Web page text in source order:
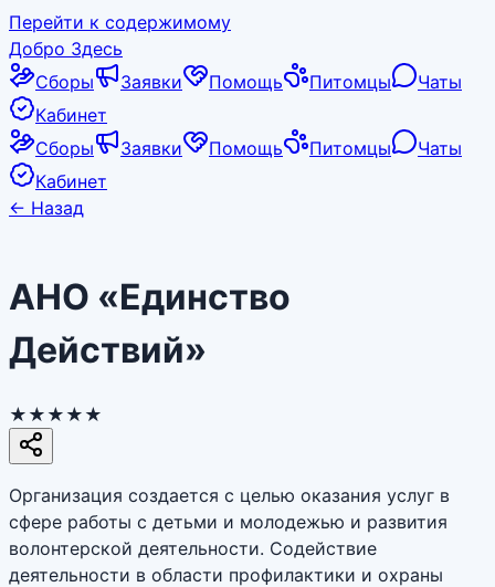
Перейти к содержимому
Добро Здесь
Сборы
Заявки Помощь Питомцы
Чаты
Кабинет
Сборы
Заявки Помощь Питомцы
Чаты
Кабинет
← Назад
АНО «Единство
Действий»
★★★★★
Организация создается с целью оказания услуг в
сфере работы с детьми и молодежью и развития
волонтерской деятельности. Содействие
деятельности в области профилактики и охраны